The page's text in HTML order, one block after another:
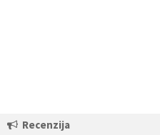
Recenzija